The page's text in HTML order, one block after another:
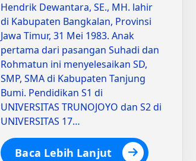
Hendrik Dewantara, SE., MH. lahir
di Kabupaten Bangkalan, Provinsi
Jawa Timur, 31 Mei 1983. Anak
pertama dari pasangan Suhadi dan
Rohmatun ini menyelesaikan SD,
SMP, SMA di Kabupaten Tanjung
Bumi. Pendidikan S1 di
UNIVERSITAS TRUNOJOYO dan S2 di
UNIVERSITAS 17…
Baca Lebih Lanjut